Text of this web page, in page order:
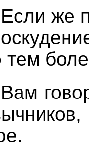
Если же
тем
Вам